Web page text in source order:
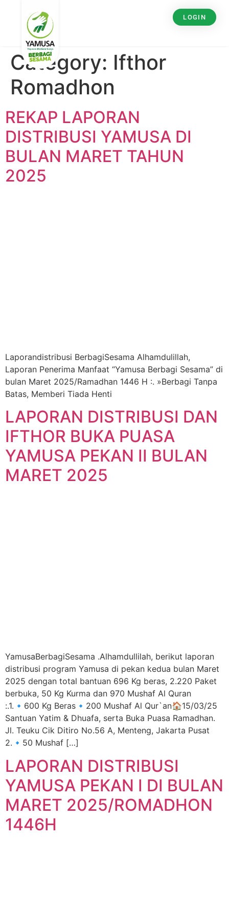
LOGIN
Category: Ifthor
Romadhon
REKAP LAPORAN
DISTRIBUSI YAMUSA DI
BULAN MARET TAHUN
2025
Laporandistribusi BerbagiSesama Alhamdulillah,
Laporan Penerima Manfaat “Yamusa Berbagi Sesama” di
bulan Maret 2025/Ramadhan 1446 H :. »Berbagi Tanpa
Batas, Memberi Tiada Henti
LAPORAN DISTRIBUSI DAN
IFTHOR BUKA PUASA
YAMUSA PEKAN II BULAN
MARET 2025
YamusaBerbagiSesama .Alhamdullilah, berikut laporan
distribusi program Yamusa di pekan kedua bulan Maret
2025 dengan total bantuan 696 Kg beras, 2.220 Paket
berbuka, 50 Kg Kurma dan 970 Mushaf Al Quran
:.1.🔹600 Kg Beras🔹200 Mushaf Al Qur`an🏠15/03/25
Santuan Yatim & Dhuafa, serta Buka Puasa Ramadhan.
Jl. Teuku Cik Ditiro No.56 A, Menteng, Jakarta Pusat
2.🔹50 Mushaf […]
LAPORAN DISTRIBUSI
YAMUSA PEKAN I DI BULAN
MARET 2025/ROMADHON
1446H